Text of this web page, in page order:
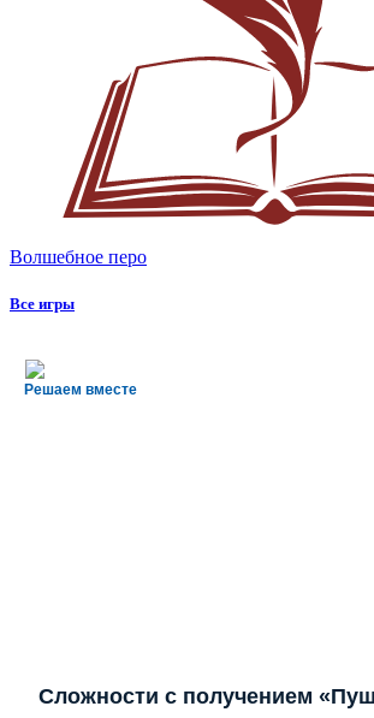
Волшебное перо
Все игры
Решаем вместе
Сложности с получением